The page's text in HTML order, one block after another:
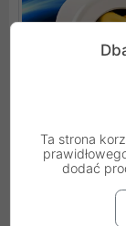
Ta strona
dodać